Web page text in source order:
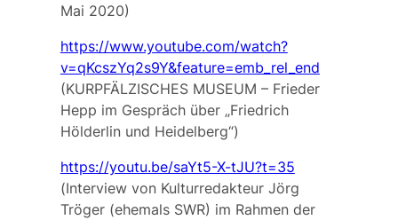
Mai 2020)
https://www.youtube.com/watch?
v=qKcszYq2s9Y&feature=emb_rel_end
(KURPFÄLZISCHES MUSEUM – Frieder
Hepp im Gespräch über „Friedrich
Hölderlin und Heidelberg“)
https://youtu.be/saYt5-X-tJU?t=35
(Interview von Kulturredakteur Jörg
Tröger (ehemals SWR) im Rahmen der